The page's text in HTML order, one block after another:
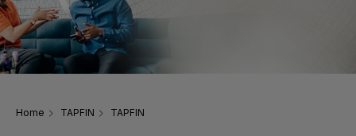
Home TAPFIN TAPFIN